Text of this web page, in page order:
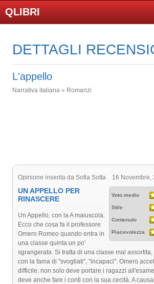
QLIBRI
DETTAGLI
L'appello
Narrativa italiana » Romanzi
Opinione inserita da Sofia Sotta 16 Novembre,
Voto medio
Stile
Contenuto
Piacevolezza
UN APPELLO PER
RINASCERE
Un Appello, con la A maiuscola.
Ecco che cosa fa il professore
Omero Romeo quando entra in
una classe quinta un po'
sgrangerata. Si tratta di una classe mal
con la fama di "svogliati", "incapaci". Omero
difficile: non solo deve portare i ragazzi
deve anche fare i conti con la sua cecità. A